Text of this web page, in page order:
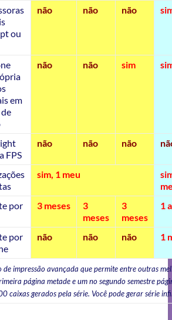
ou
não não não
em
não não sim
FPS
não não não
sim, 1 meu
por
3 meses
3
meses
3
meses
1
por
não não não 1
de impressão avançada que permite entre outras
página metade e um no segundo semestre
caixas gerados pela série. Você pode gerar série